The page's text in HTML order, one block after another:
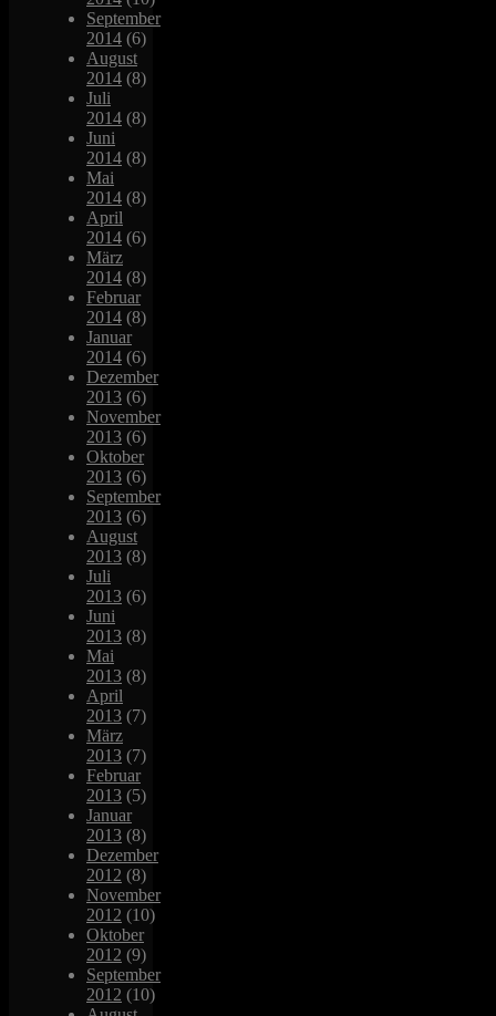
September
2014 (6)
August
2014 (8)
Juli
2014 (8)
Juni
2014 (8)
Mai
2014 (8)
April
2014 (6)
März
2014 (8)
Februar
2014 (8)
Januar
2014 (6)
Dezember
2013 (6)
November
2013 (6)
Oktober
2013 (6)
September
2013 (6)
August
2013 (8)
Juli
2013 (6)
Juni
2013 (8)
Mai
2013 (8)
April
2013 (7)
März
2013 (7)
Februar
2013 (5)
Januar
2013 (8)
Dezember
2012 (8)
November
2012 (10)
Oktober
2012 (9)
September
2012 (10)